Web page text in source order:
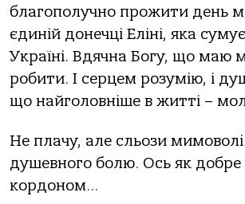
благополучно прожити день
єдиній донечці Еліні, яка
Україні. Вдячна Богу, що маю
робити. І серцем розумію, і
що найголовніше в житті –
Не плачу, але сльози
душевного болю. Ось як
кордоном…